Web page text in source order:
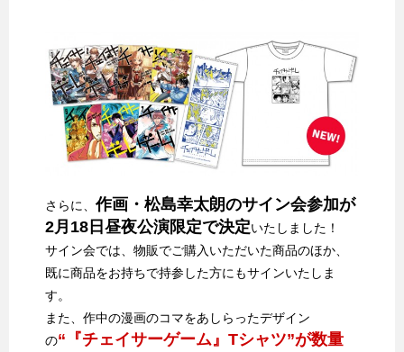
さらに、作画・松島幸太朗のサイン会参加が
2月18日昼夜公演限定で決定いたしました！
サイン会では、物販でご購入いただいた商品のほか、
既に商品をお持ちで持参した方にもサインいたしま
す。
また、作中の漫画のコマをあしらったデザイン
の“『チェイサーゲーム』Tシャツ”が数量